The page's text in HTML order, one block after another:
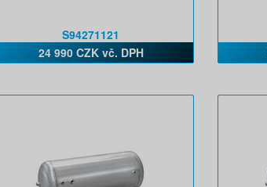
S94271121
24 990 CZK vč. DPH